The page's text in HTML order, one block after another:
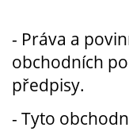
- Práva a
obchodních
předpisy.
- Tyto